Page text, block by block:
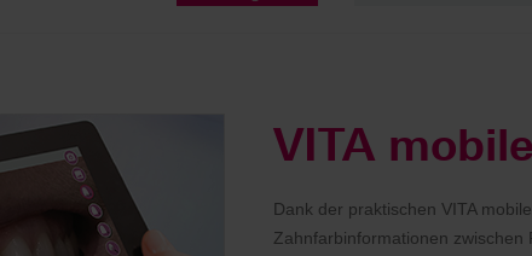
VITA
Dank der praktischen VITA
Zahnfarbinformationen zwischen